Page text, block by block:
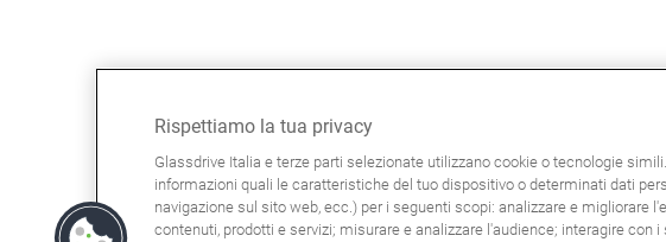
Rispettiamo la tua privacy
Glassdrive Italia e terze parti selezionate utilizzano cookie o tecnologie
informazioni quali le caratteristiche del tuo dispositivo o determinati dati
navigazione sul sito web, ecc.) per i seguenti scopi: analizzare e migliorare
contenuti, prodotti e servizi; misurare e analizzare l'audience; interagire con